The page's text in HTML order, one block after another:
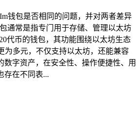
钱包是否相同的问题，并对两者差异
通常是指专门用于存储、管理以太坊
代币的钱包，其功能围绕以太坊生态
为多元，不仅支持以太坊，还能兼容
数字资产，在安全性、操作便捷性、用
存在不同表...